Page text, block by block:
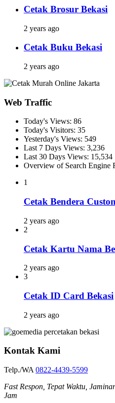
Cetak Brosur Bekasi
2 years ago
Cetak Buku Bekasi
2 years ago
Web Traffic
Today's Views: 86
Today's Visitors: 35
Yesterday's Views: 549
Last 7 Days Views: 3,236
Last 30 Days Views: 15,534
Overview of Search Engine
1
Cetak Bendera
2 years ago
2
Cetak Kartu Nama
2 years ago
3
Cetak ID Card Bekasi
2 years ago
Kontak Kami
Telp./WA 0822-4439-5599
Fast Respon, Tepat Waktu,
Jam